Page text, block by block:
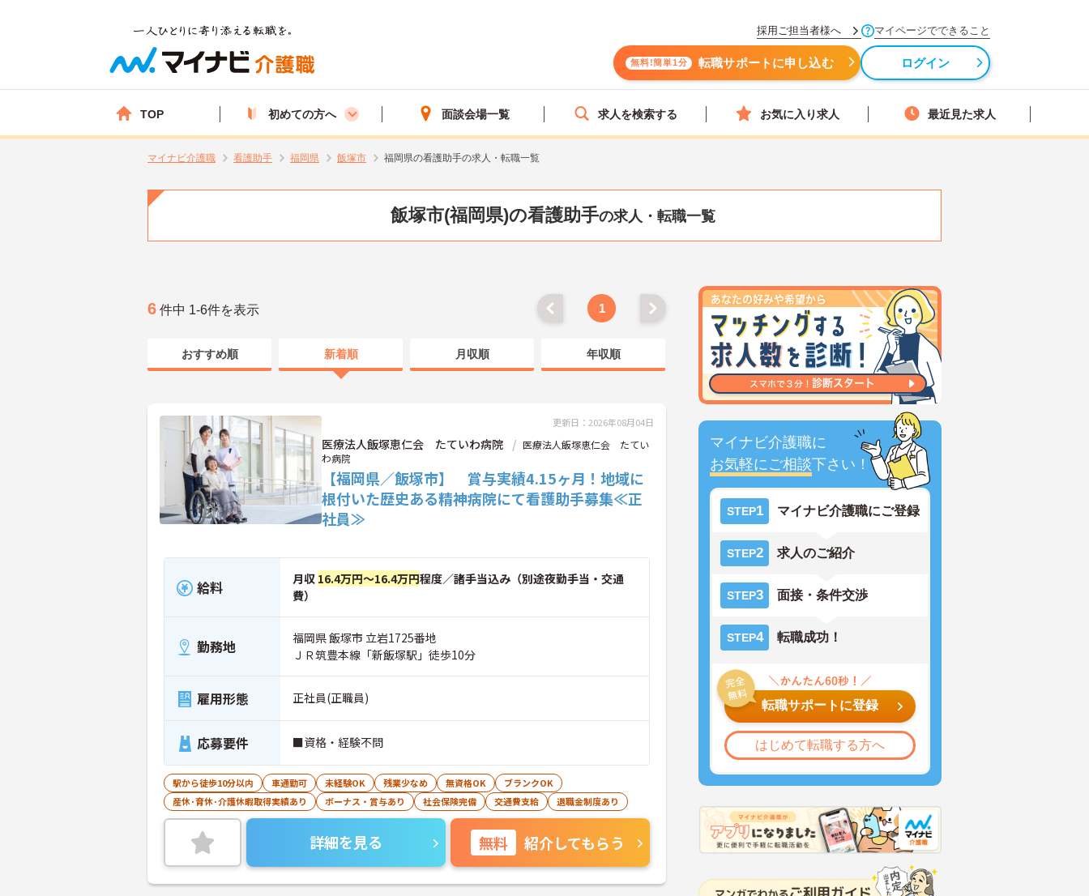
採用ご担当者様へ マイページでできること
無料!簡単1分 転職サポートに申し込む ログイン
TOP 初めての方へ 面談会場一覧 求人を検索する お気に入り求人 最近見た求人
マイナビ介護職 看護助手 福岡県 飯塚市 福岡県の看護助手の求人・転職一覧
飯塚市(福岡県)の看護助手の求人・転職一覧
マイナビ介護職に
お気軽にご相談下さい！
STEP1 マイナビ介護職にご登録
STEP2 求人のご紹介
STEP3 面接・条件交渉
STEP4 転職成功！
転職サポートに登録
はじめて転職する方へ
6 件中 1-6件を表示 1
おすすめ順 新着順 月収順 年収順
更新日：2026年08月04日
医療法人飯塚恵仁会 たていわ病院
医療法人飯塚恵仁会 たてい
わ病院
【福岡県／飯塚市】 賞与実績4.15ヶ月！地域に
根付いた歴史ある精神病院にて看護助手募集≪正
社員≫
給料 月収 16.4万円～16.4万円程度／諸手当込み（別途夜勤手当・交通
費）
勤務地
福岡県 飯塚市 立岩1725番地
ＪＲ筑豊本線「新飯塚駅」徒歩10分
雇用形態 正社員(正職員)
応募要件 ■資格・経験不問
駅から徒歩10分以内 車通勤可 未経験OK 残業少なめ 無資格OK
ブランクOK
産休･育休･介護休暇取得実績あり
ボーナス・賞与あり 社会保険完備 交通費支給 退職金制度あり
詳細を見る 無料 紹介してもらう